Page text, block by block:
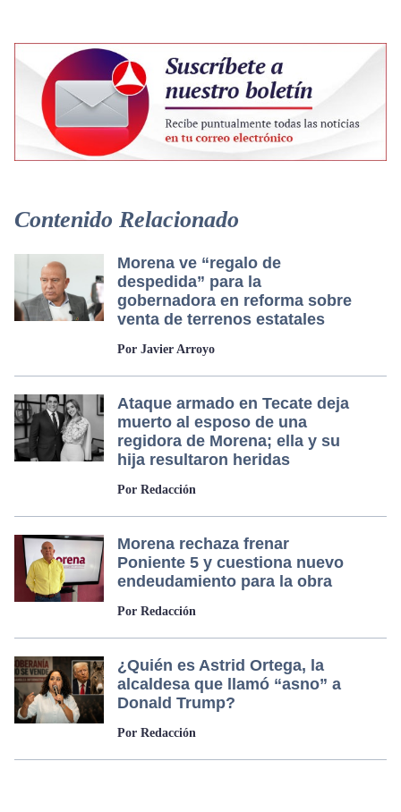
Contenido Relacionado
Morena ve “regalo de
despedida” para la
gobernadora en reforma sobre
venta de terrenos estatales
Por Javier Arroyo
Ataque armado en Tecate deja
muerto al esposo de una
regidora de Morena; ella y su
hija resultaron heridas
Por Redacción
Morena rechaza frenar
Poniente 5 y cuestiona nuevo
endeudamiento para la obra
Por Redacción
¿Quién es Astrid Ortega, la
alcaldesa que llamó “asno” a
Donald Trump?
Por Redacción